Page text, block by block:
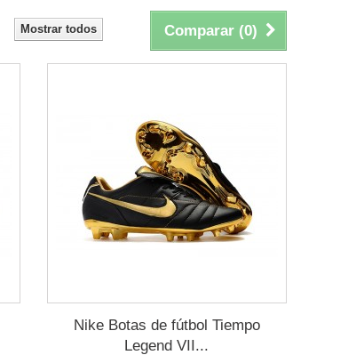
Comparar (0)
Mostrar todos
Nike Botas de fútbol Tiempo
Legend VII...